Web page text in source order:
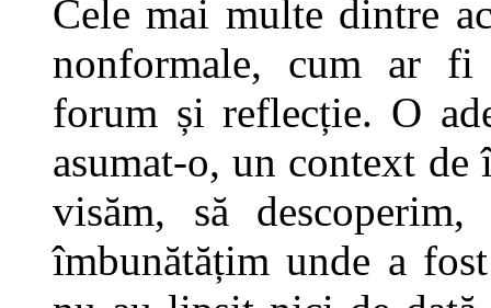
Cele mai multe dintre
nonformale, cum ar fi
forum și reflecție. O
asumat-o, un context de
visăm, să
îmbunătățim unde a